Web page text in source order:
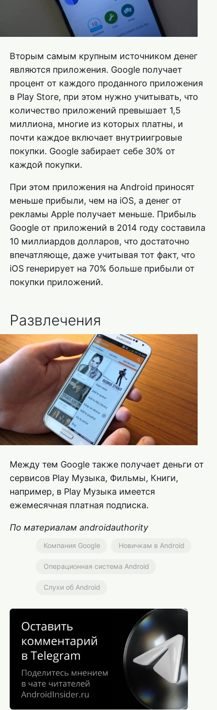
Вторым самым крупным источником денег
являются приложения. Google получает
процент от каждого проданного приложения
в Play Store, при этом нужно учитывать, что
количество приложений превышает 1,5
миллиона, многие из которых платны, и
почти каждое включает внутриигровые
покупки. Google забирает себе 30% от
каждой покупки.
При этом приложения на Android приносят
меньше прибыли, чем на iOS, а денег от
рекламы Apple получает меньше. Прибыль
Google от приложений в 2014 году составила
10 миллиардов долларов, что достаточно
впечатляюще, даже учитывая тот факт, что
iOS генерирует на 70% больше прибыли от
покупки приложений.
Развлечения
Между тем Google также получает деньги от
сервисов Play Музыка, Фильмы, Книги,
например, в Play Музыка имеется
ежемесячная платная подписка.
По материалам androidauthority
Компания Google Новичкам в Android
Операционная система Android
Слухи об Android